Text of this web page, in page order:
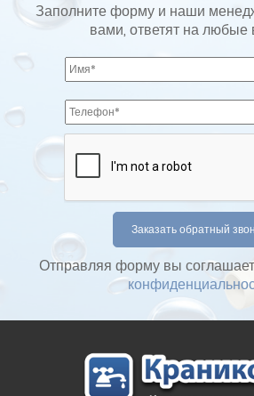
Заполните форму и наши
вами, ответят на любые
Отправляя форму вы